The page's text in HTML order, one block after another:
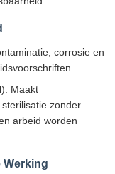
corrosie en
Maakt
zonder
arbeid worden
Werking